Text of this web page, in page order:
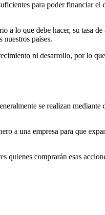
para poder financiar
lo que debe hacer, su tasa
nuestros países.
ni desarrollo, por lo
se realizan
a una empresa para que
quienes comprarán esas